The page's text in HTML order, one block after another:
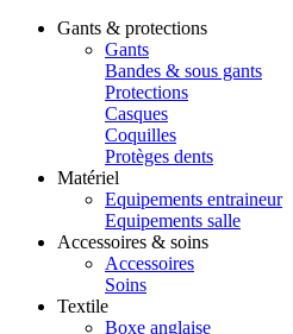
Gants & protections
Gants
Bandes & sous gants
Protections
Casques
Coquilles
Protèges dents
Matériel
Equipements entraineur
Equipements salle
Accessoires & soins
Accessoires
Soins
Textile
Boxe anglaise